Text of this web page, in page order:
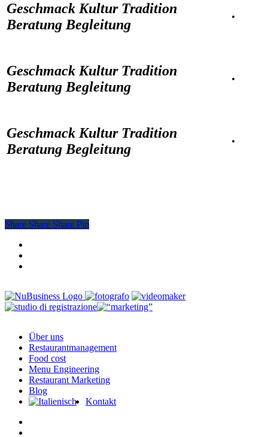
Geschmack Kultur Tradition
Beratung Begleitung
·
Geschmack Kultur Tradition
Beratung Begleitung
·
Geschmack Kultur Tradition
Beratung Begleitung
·
Share
Share Share Share Pin
Close
Menu
Über uns
Restaurantmanagement
Food cost
Menu Engineering
Restaurant Marketing
Blog
Kontakt